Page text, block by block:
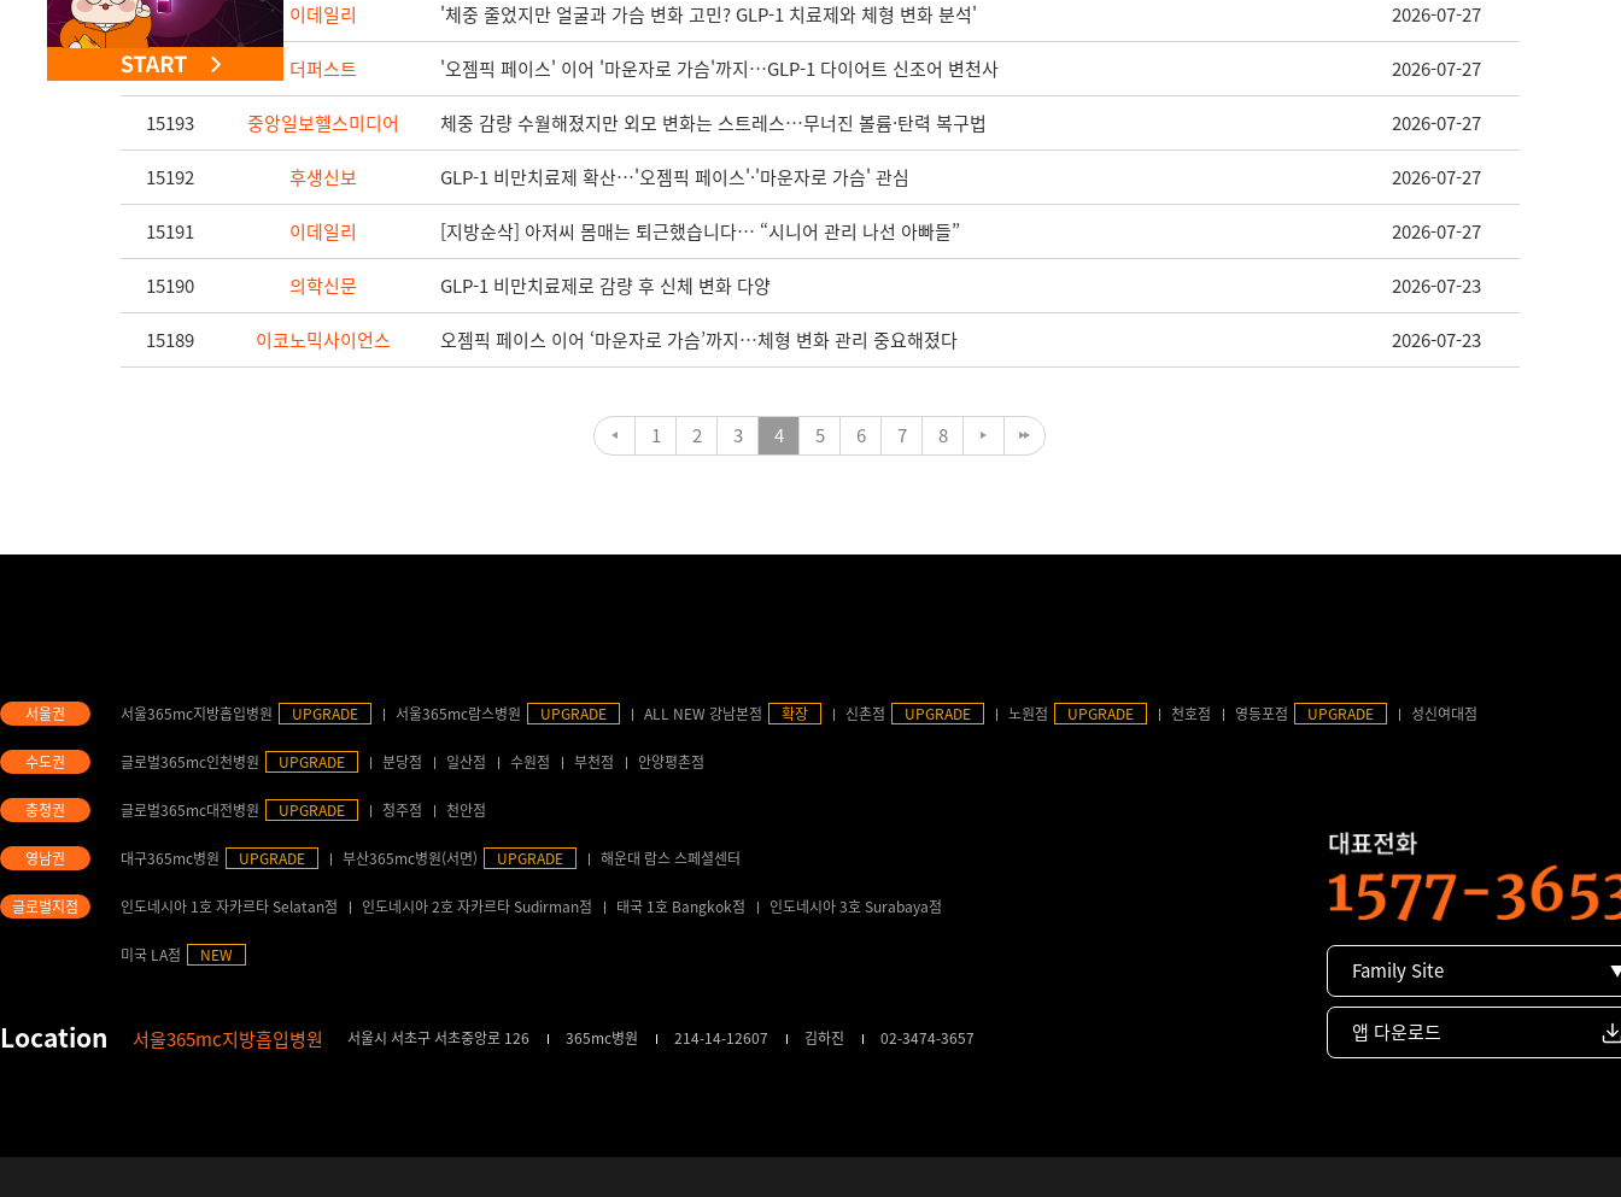
15195 이데일리 '체중 줄었지만 얼굴과 가슴 변화 고민? GLP-1 치료제와 체형 변화 분석' 2026-07-27
15194 더퍼스트 '오젬픽 페이스' 이어 '마운자로 가슴'까지…GLP-1 다이어트 신조어 변천사 2026-07-27
15193 중앙일보헬스미디어 체중 감량 수월해졌지만 외모 변화는 스트레스…무너진 볼륨·탄력 복구법 2026-07-27
15192 후생신보 GLP-1 비만치료제 확산…'오젬픽 페이스'·'마운자로 가슴' 관심 2026-07-27
15191 이데일리 [지방순삭] 아저씨 몸매는 퇴근했습니다… “시니어 관리 나선 아빠들” 2026-07-27
15190 의학신문 GLP-1 비만치료제로 감량 후 신체 변화 다양 2026-07-23
15189 이코노믹사이언스 오젬픽 페이스 이어 ‘마운자로 가슴’까지…체형 변화 관리 중요해졌다 2026-07-23
1 2 3 4 5 6 7 8
서울365mc지방흡입병원 UPGRADE 서울365mc람스병원 UPGRADE ALL NEW 강남본점 확장 신촌점 UPGRADE 노원점 UPGRADE 천호점 영등포점 UPGRADE 성신여대점
글로벌365mc인천병원 UPGRADE 분당점 일산점 수원점 부천점 안양평촌점
글로벌365mc대전병원 UPGRADE 청주점 천안점
대구365mc병원 UPGRADE 부산365mc병원(서면) UPGRADE 해운대 람스 스페셜센터
인도네시아 1호 자카르타 Selatan점 인도네시아 2호 자카르타 Sudirman점 태국 1호 Bangkok점 인도네시아 3호 Surabaya점
미국 LA점 NEW
서울365mc지방흡입병원 서울시 서초구 서초중앙로 126 365mc병원 214-14-12607 김하진 02-3474-3657
Family Site
앱 다운로드